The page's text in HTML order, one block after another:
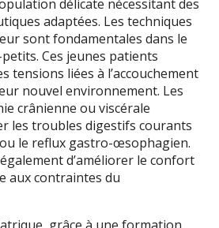
délicate nécessitant des
adaptées. Les techniques
sont fondamentales dans le
Ces jeunes patients
tensions liées à l’accouchement
nouvel environnement. Les
crânienne ou viscérale
les troubles digestifs courants
le reflux gastro-œsophagien.
d’améliorer le confort
aux contraintes du